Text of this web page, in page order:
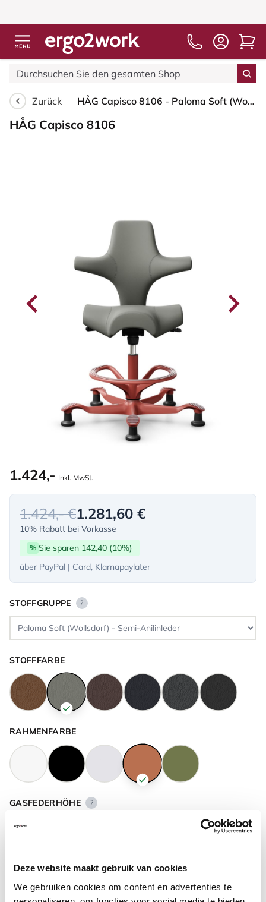
Deze website maakt gebruik van cookies
We gebruiken cookies om content en advertenties te
Zurück HÅG Capisco 8106 - Paloma Soft (Wollsdorf) - Semi-Anilinleder - ATG55115 - Warm grey - Blush Rose - 200 mm (Sitzhöhe 46-64cm) - Bodengleiter
HÅG Capisco 8106
1.424,- Inkl. MwSt.
1.424,- €1.281,60 €
10% Rabatt bei Vorkasse
% Sie sparen 142,40 (10%)
über PayPal | Card, Klarnapaylater
STOFFGRUPPE ?
STOFFFARBE
RAHMENFARBE
GASFEDERHÖHE ?